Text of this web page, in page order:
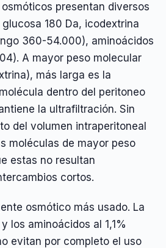
osmóticos presentan diversos
180 Da, icodextrina
360-54.000), aminoácidos
A mayor peso molecular
más larga es la
dentro del peritoneo
la ultrafiltración. Sin
del volumen intraperitoneal
moléculas de mayor peso
estas no resultan
cortos.
osmótico más usado. La
los aminoácidos al 1,1%
evitan por completo el uso